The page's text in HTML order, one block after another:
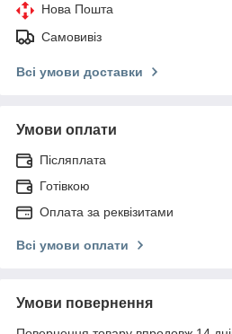
Нова Пошта
Самовивіз
Всі умови доставки
Умови оплати
Післяплата
Готівкою
Оплата за реквізитами
Всі умови оплати
Умови повернення